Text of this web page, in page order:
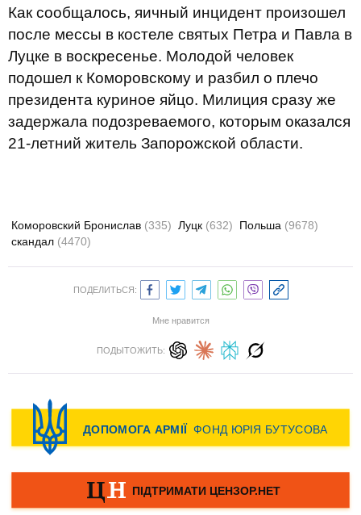
Как сообщалось, яичный инцидент произошел
после мессы в костеле святых Петра и Павла в
Луцке в воскресенье. Молодой человек
подошел к Коморовскому и разбил о плечо
президента куриное яйцо. Милиция сразу же
задержала подозреваемого, которым оказался
21-летний житель Запорожской области.
Коморовский Бронислав (335) Луцк (632) Польша (9678)
скандал (4470)
ПОДЕЛИТЬСЯ:
Мне нравится
ПОДЫТОЖИТЬ: